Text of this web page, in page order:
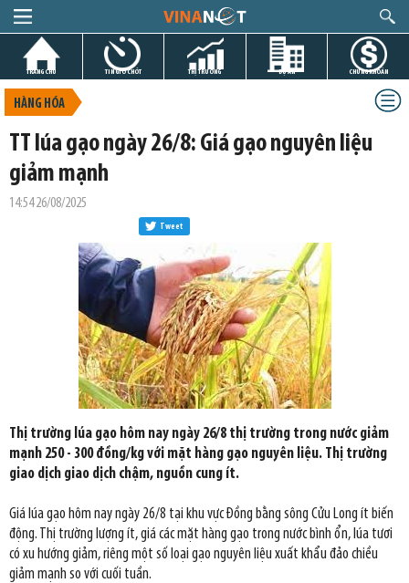
TRANG CHỦ TIN GIỜ CHÓT THỊ TRƯỜNG DỰ ÁN CHỨNG KHOÁN
HÀNG HÓA
​TT lúa gạo ngày 26/8: Giá gạo nguyên liệu
giảm mạnh
14:54 26/08/2025
Tweet
Thị trường lúa gạo hôm nay ngày 26/8 thị trường trong nước giảm
mạnh 250 - 300 đồng/kg với mặt hàng gạo nguyên liệu. Thị trường
giao dịch giao dịch chậm, nguồn cung ít.
Giá lúa gạo hôm nay ngày 26/8 tại khu vực Đồng bằng sông Cửu Long ít biến
động. Thị trường lượng ít, giá các mặt hàng gạo trong nước bình ổn, lúa tươi
có xu hướng giảm, riêng một số loại gạo nguyên liệu xuất khẩu đảo chiều
giảm mạnh so với cuối tuần.